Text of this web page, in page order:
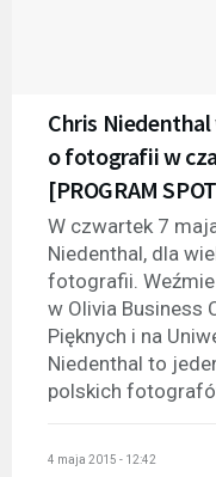
Chris
o fotografii w
[PROGRAM
W czwartek 7
Niedenthal, dla
fotografii.
w Olivia Business
Pięknych i na
Niedenthal to
polskich
4 maja 2015 - 12:42